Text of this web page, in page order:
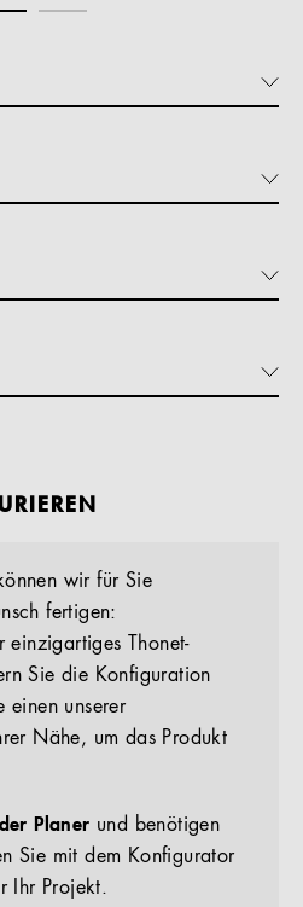
wir für Sie
fertigen:
einzigartiges Thonet-
Sie die Konfiguration
einen unserer
Nähe, um das Produkt
Planer und benötigen
Sie mit dem Konfigurator
Ihr Projekt.